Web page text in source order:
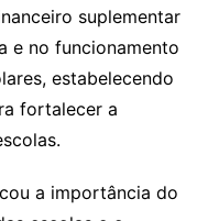
suplementar
e no funcionamento
estabelecendo
fortalecer a
a importância do